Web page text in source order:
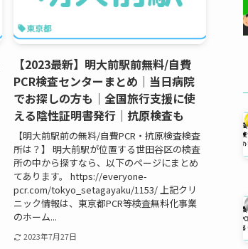
【2023最新】明大前駅前無料/自費
PCR検査センターまとめ｜当日病院
でお探しの方も｜全国旅行支援に使
える陰性証明書発行｜抗原検査も
【明大前駅前の無料/自費PCR・抗原検査検査
所は？】 明大前駅が位置する世田谷区の検査
所の中から探すなら、以下のページにまとめ
てあります。 https://everyone-
pcr.com/tokyo_setagayaku/1153/ 上記クリ
ニック情報は、東京都PCR等検査無料化事業
のホーム...
2023年7月27日